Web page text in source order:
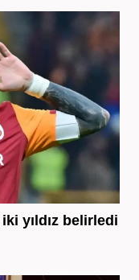
yıldız belirledi